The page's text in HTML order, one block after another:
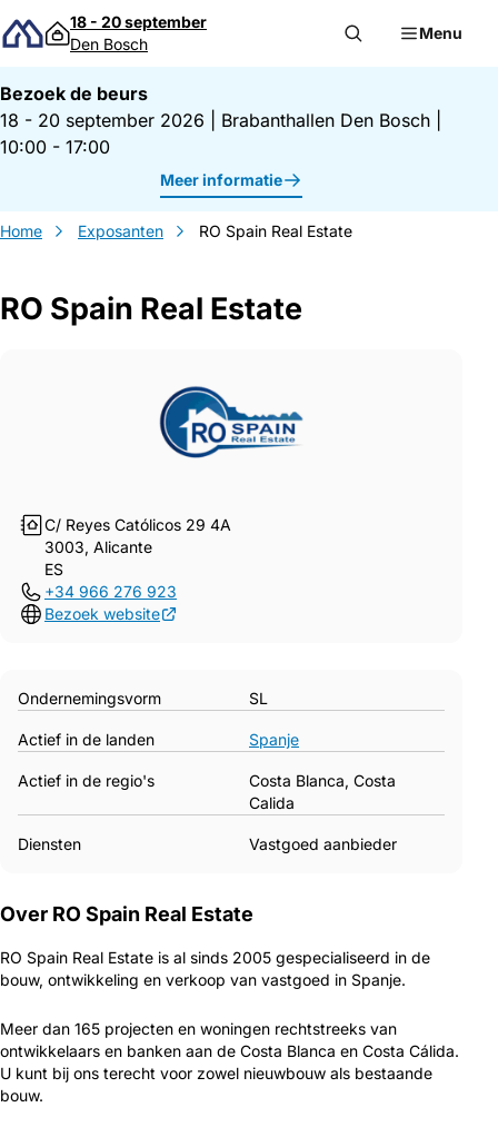
Direct naar inhoud
18 - 20 september
Den Bosch
Menu
Bezoek de beurs
18 - 20 september 2026
Brabanthallen Den Bosch
10:00 - 17:00
Meer informatie
Home Exposanten RO Spain Real Estate
RO Spain Real Estate
C/ Reyes Católicos 29 4A
3003, Alicante
ES
+34 966 276 923
Bezoek website
Ondernemingsvorm SL
Actief in de landen Spanje
Actief in de regio's
Costa Blanca, Costa
Calida
Diensten Vastgoed aanbieder
Over RO Spain Real Estate
RO Spain Real Estate is al sinds 2005 gespecialiseerd in de
bouw, ontwikkeling en verkoop van vastgoed in Spanje.
Meer dan 165 projecten en woningen rechtstreeks van
ontwikkelaars en banken aan de Costa Blanca en Costa Cálida.
U kunt bij ons terecht voor zowel nieuwbouw als bestaande
bouw.